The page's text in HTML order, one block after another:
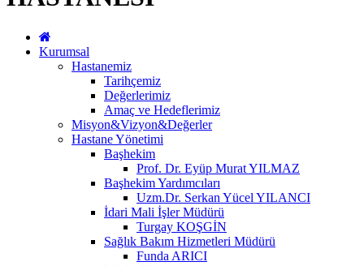
Kurumsal
Hastanemiz
Tarihçemiz
Değerlerimiz
Amaç ve Hedeflerimiz
Misyon&Vizyon&Değerler
Hastane Yönetimi
Başhekim
Prof. Dr. Eyüp Murat YILMAZ
Başhekim Yardımcıları
Uzm.Dr. Serkan Yücel YILANCI
İdari Mali İşler Müdürü
Turgay KOŞGİN
Sağlık Bakım Hizmetleri Müdürü
Funda ARICI